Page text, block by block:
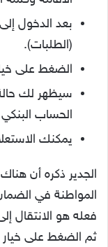
بعد الدخول
(الطلبات).
الضغط على
سيظهر لك
الحساب
يمكنك
الجدير ذكره أن
المواطنة في
فعله هو الانتقال
ثم الضغط على خيار